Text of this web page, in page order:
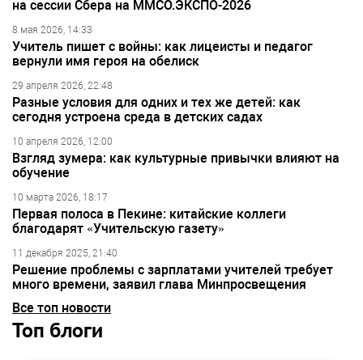
на сессии Сбера на ММСО.ЭКСПО-2026
8 мая 2026, 14:33
Учитель пишет с войны: как лицеисты и педагог
вернули имя героя на обелиск
29 апреля 2026, 22:48
Разные условия для одних и тех же детей: как
сегодня устроена среда в детских садах
10 апреля 2026, 12:00
Взгляд зумера: как культурные привычки влияют на
обучение
10 марта 2026, 18:17
Первая полоса в Пекине: китайские коллеги
благодарят «Учительскую газету»
11 декабря 2025, 21:40
Решение проблемы с зарплатами учителей требует
много времени, заявил глава Минпросвещения
Все топ новости
Топ блоги